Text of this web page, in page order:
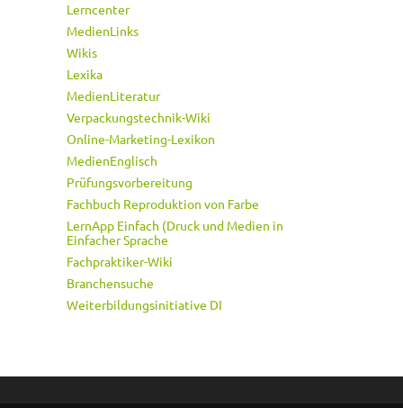
Lerncenter
MedienLinks
Wikis
Lexika
MedienLiteratur
Verpackungstechnik-Wiki
Online-Marketing-Lexikon
MedienEnglisch
Prüfungsvorbereitung
Fachbuch Reproduktion von Farbe
LernApp Einfach (Druck und Medien in
Einfacher Sprache
Fachpraktiker-Wiki
Branchensuche
Weiterbildungsinitiative DI